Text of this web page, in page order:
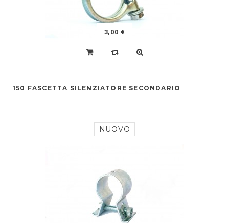
3,00 €
150 FASCETTA SILENZIATORE SECONDARIO
NUOVO